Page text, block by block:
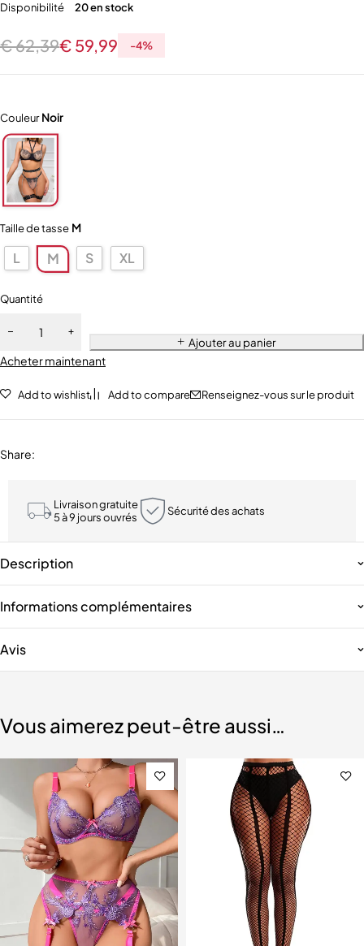
Disponibilité
20 en stock
€62,39€ 59,99 -4%
Couleur Noir
Taille de tasse M
L M S XL
Quantité
Ajouter au panier
Acheter maintenant
Add to wishlist Add to compare Renseignez-vous sur le produit
Share:
Livraison gratuite
5 à 9 jours ouvrés
Sécurité des achats
Description
Informations complémentaires
Avis
Vous aimerez peut-être aussi…